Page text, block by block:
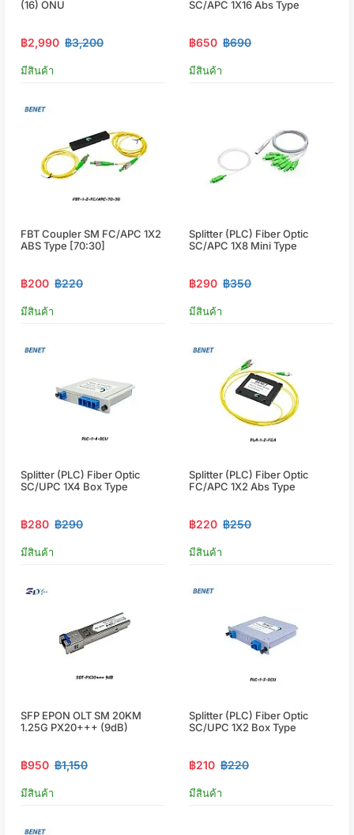
(16) ONU
฿2,990 ฿3,200
มีสินค้า
SC/APC 1X16 Abs Type
฿650 ฿690
มีสินค้า
FBT Coupler SM FC/APC 1X2
ABS Type [70:30]
฿200 ฿220
มีสินค้า
Splitter (PLC) Fiber Optic
SC/APC 1X8 Mini Type
฿290 ฿350
มีสินค้า
Splitter (PLC) Fiber Optic
SC/UPC 1X4 Box Type
฿280 ฿290
มีสินค้า
Splitter (PLC) Fiber Optic
FC/APC 1X2 Abs Type
฿220 ฿250
มีสินค้า
SFP EPON OLT SM 20KM
1.25G PX20+++ (9dB)
฿950 ฿1,150
มีสินค้า
Splitter (PLC) Fiber Optic
SC/UPC 1X2 Box Type
฿210 ฿220
มีสินค้า